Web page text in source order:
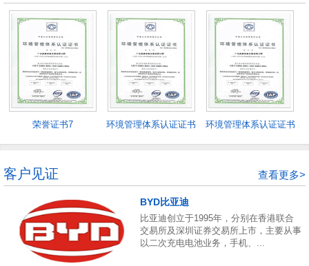
荣誉证书7
环境管理体系认证证书
环境管理体系认证证书
客户见证 查看更多>
BYD比亚迪
比亚迪创立于1995年，分别在香港联合
交易所及深圳证券交易所上市，主要从事
以二次充电电池业务，手机、...